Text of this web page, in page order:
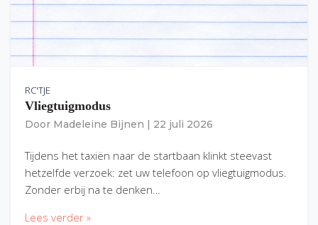
RC'TJE
Vliegtuigmodus
Door Madeleine Bijnen 22 juli 2026
Tijdens het taxiën naar de startbaan klinkt steevast
hetzelfde verzoek: zet uw telefoon op vliegtuigmodus.
Zonder erbij na te denken…
Lees verder »